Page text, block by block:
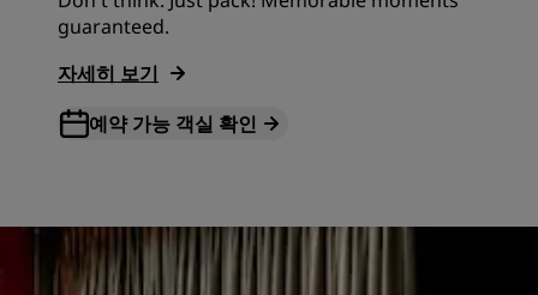
guaranteed.
자세히 보기
예약 가능 객실 확인